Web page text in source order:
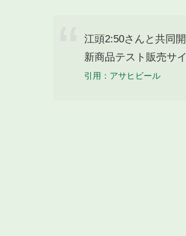
江頭2:50さんと共同
新商品テスト販売サ
引用：アサヒビール